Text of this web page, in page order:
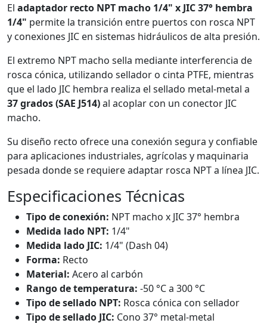
El adaptador recto NPT macho 1/4" x JIC 37° hembra
1/4" permite la transición entre puertos con rosca NPT
y conexiones JIC en sistemas hidráulicos de alta presión.
El extremo NPT macho sella mediante interferencia de
rosca cónica, utilizando sellador o cinta PTFE, mientras
que el lado JIC hembra realiza el sellado metal-metal a
37 grados (SAE J514)al acoplar con un conector JIC
macho.
Su diseño recto ofrece una conexión segura y confiable
para aplicaciones industriales, agrícolas y maquinaria
pesada donde se requiere adaptar rosca NPT a línea JIC.
Especificaciones Técnicas
Tipo de conexión: NPT macho x JIC 37° hembra
Medida lado NPT: 1/4"
Medida lado JIC: 1/4" (Dash 04)
Forma: Recto
Material: Acero al carbón
Rango de temperatura: -50 °C a 300 °C
Tipo de sellado NPT: Rosca cónica con sellador
Tipo de sellado JIC: Cono 37° metal-metal